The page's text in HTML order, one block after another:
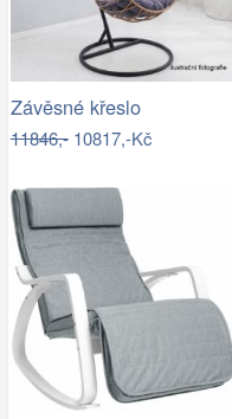
Závěsné křeslo
11846,-10817,-Kč